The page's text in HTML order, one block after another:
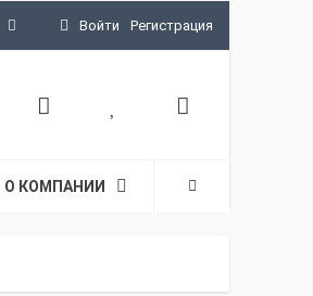
Войти Регистрация
О КОМПАНИИ